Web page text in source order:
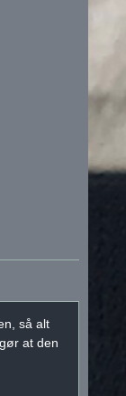
så alt
at den